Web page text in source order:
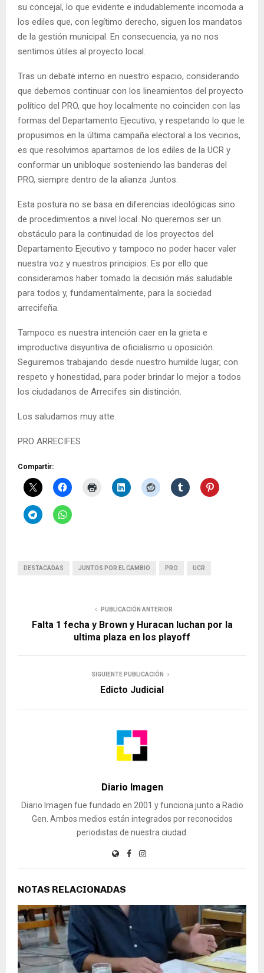
su concejal, lo que evidente e indudablemente incomoda a
los ediles que, con legítimo derecho, siguen los mandatos
de la gestión municipal. En consecuencia, ya no nos
sentimos útiles al proyecto local.
Tras un debate interno en nuestro espacio, considerando
que debemos continuar con los lineamientos del proyecto
político del PRO, que hoy localmente no coinciden con las
formas del Departamento Ejecutivo, y respetando lo que le
propusimos en la última campaña electoral a los vecinos,
es que resolvimos apartarnos de los ediles de la UCR y
conformar un unibloque sosteniendo las banderas del
PRO, siempre dentro de la alianza Juntos.
Esta postura no se basa en diferencias ideológicas sino
de procedimientos a nivel local. No queremos ser un
obstáculo para la continuidad de los proyectos del
Departamento Ejecutivo y tampoco no poder hacer valer
nuestra voz y nuestros principios. Es por ello que
consideramos haber tomado la decisión más saludable
para todos y, fundamentalmente, para la sociedad
arrecifeña.
Tampoco es nuestra intención caer en la grieta e
improductiva disyuntiva de oficialismo u oposición.
Seguiremos trabajando desde nuestro humilde lugar, con
respeto y honestidad, para poder brindar lo mejor a todos
los ciudadanos de Arrecifes sin distinción.
Los saludamos muy atte.
PRO ARRECIFES
Compartir:
DESTACADAS JUNTOS POR EL CAMBIO PRO UCR
PUBLICACIÓN ANTERIOR
Falta 1 fecha y Brown y Huracan luchan por la
ultima plaza en los playoff
SIGUIENTE PUBLICACIÓN
Edicto Judicial
Diario Imagen
Diario Imagen fue fundado en 2001 y funciona junto a Radio
Gen. Ambos medios están integrados por reconocidos
periodistas de nuestra ciudad.
NOTAS RELACIONADAS